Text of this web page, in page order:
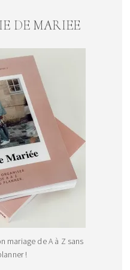
DE MARIEE
mariage de A à Z sans
!